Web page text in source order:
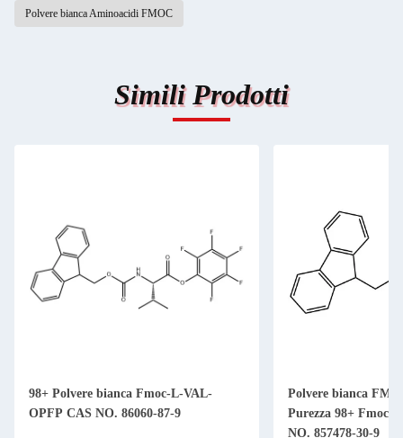
Polvere bianca Aminoacidi FMOC
Simili Prodotti
98+ Polvere bianca Fmoc-L-VAL-
OPFP CAS NO. 86060-87-9
Polvere bianca
Purezza 98+ Fmoc-
NO. 857478-30-9